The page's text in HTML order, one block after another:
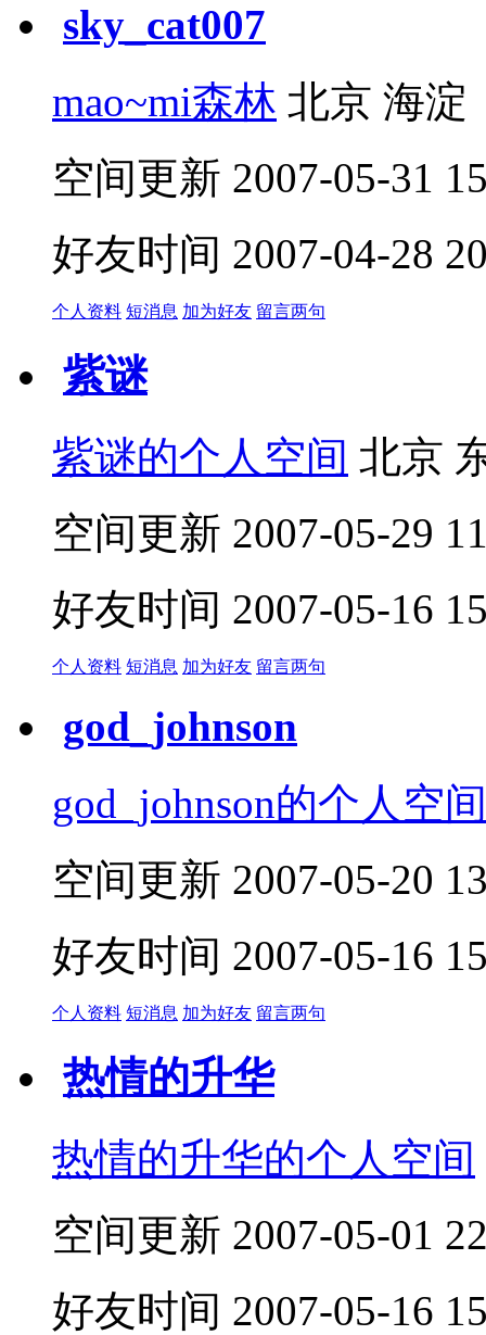
sky_cat007
mao~mi森林 北京 海淀
空间更新 2007-05-31
好友时间 2007-04-28
个人资料 短消息 加为好友 留言两句
紫谜
紫谜的个人空间 北京
空间更新 2007-05-29
好友时间 2007-05-16
个人资料 短消息 加为好友 留言两句
god_johnson
god_johnson的个人空间
空间更新 2007-05-20
好友时间 2007-05-16
个人资料 短消息 加为好友 留言两句
热情的升华
热情的升华的个人空间
空间更新 2007-05-01
好友时间 2007-05-16